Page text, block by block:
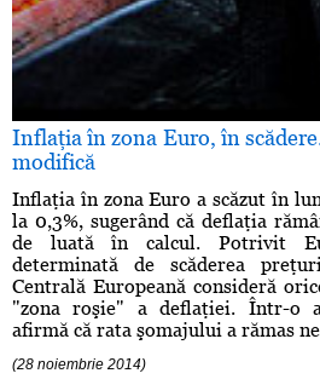
Inflaţia în zona Euro, în
modifică
Inflaţia în zona Euro a scăzut în
la 0,3%, sugerând că deflaţia
de luată în calcul. Potrivit
determinată de scăderea
Centrală Europeană consideră
"zona roşie" a deflaţiei. Într-o
afirmă că rata şomajului a rămas
(28 noiembrie 2014)